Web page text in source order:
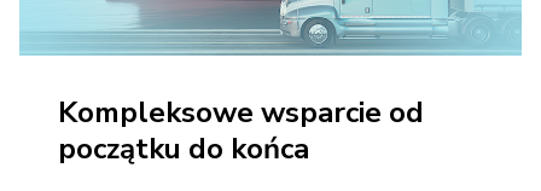
Kompleksowe wsparcie od
początku do końca